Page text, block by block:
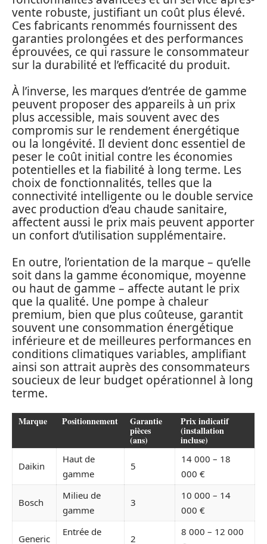
vente robuste, justifiant un coût plus élevé.
Ces fabricants renommés fournissent des
garanties prolongées et des performances
éprouvées, ce qui rassure le consommateur
sur la durabilité et l’efficacité du produit.
À l’inverse, les marques d’entrée de gamme
peuvent proposer des appareils à un prix
plus accessible, mais souvent avec des
compromis sur le rendement énergétique
ou la longévité. Il devient donc essentiel de
peser le coût initial contre les économies
potentielles et la fiabilité à long terme. Les
choix de fonctionnalités, telles que la
connectivité intelligente ou le double service
avec production d’eau chaude sanitaire,
affectent aussi le prix mais peuvent apporter
un confort d’utilisation supplémentaire.
En outre, l’orientation de la marque – qu’elle
soit dans la gamme économique, moyenne
ou haut de gamme – affecte autant le prix
que la qualité. Une pompe à chaleur
premium, bien que plus coûteuse, garantit
souvent une consommation énergétique
inférieure et de meilleures performances en
conditions climatiques variables, amplifiant
ainsi son attrait auprès des consommateurs
soucieux de leur budget opérationnel à long
terme.
Marque Positionnement Garantie
pièces
(ans)
Prix indicatif
(installation
incluse)
Daikin
Haut de
gamme
5
14 000 – 18
000 €
Bosch
Milieu de
gamme
3
10 000 – 14
000 €
Generic
Entrée de
2
8 000 – 12 000